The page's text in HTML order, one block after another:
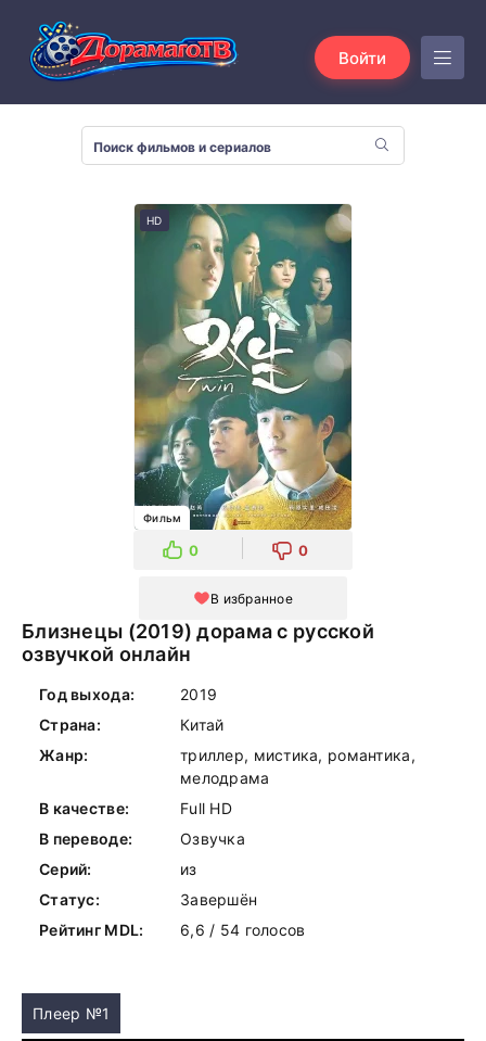
Войти
HD
Фильм
0 0
В избранное
Близнецы (2019) дорама с русской
озвучкой онлайн
Год выхода:
2019
Страна:
Китай
Жанр:
триллер, мистика, романтика,
мелодрама
В качестве:
Full HD
В переводе:
Озвучка
Серий:
из
Статус:
Завершён
Рейтинг MDL:
6,6 / 54 голосов
Плеер №1